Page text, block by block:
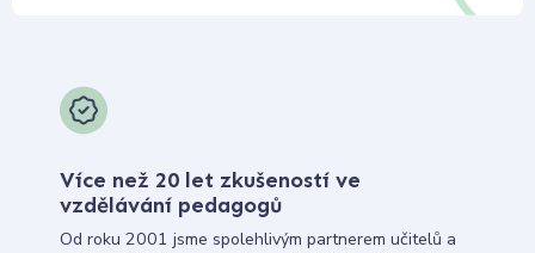
Více než 20 let zkušeností ve
vzdělávání pedagogů
Od roku 2001 jsme spolehlivým partnerem učitelů a